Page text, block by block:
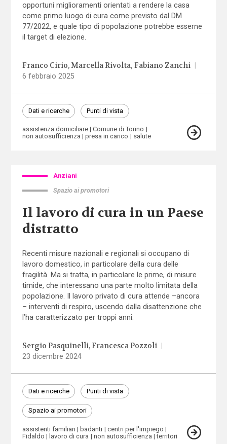
opportuni miglioramenti orientati a rendere la casa
come primo luogo di cura come previsto dal DM
77/2022, e quale tipo di popolazione potrebbe esserne
il target di elezione.
Franco Cirio Marcella Rivolta Fabiano Zanchi
6 febbraio 2025
Dati e ricerche Punti di vista
assistenza domiciliare
Comune di Torino
non autosufficienza
presa in carico salute
Anziani
Spazio ai promotori
Il lavoro di cura in un Paese
distratto
Recenti misure nazionali e regionali si occupano di
lavoro domestico, in particolare della cura delle
fragilità. Ma si tratta, in particolare le prime, di misure
timide, che interessano una parte molto limitata della
popolazione. Il lavoro privato di cura attende –ancora
– interventi di respiro, uscendo dalla disattenzione che
l’ha caratterizzato per troppi anni.
Sergio Pasquinelli Francesca Pozzoli
23 dicembre 2024
Dati e ricerche Punti di vista
Spazio ai promotori
assistenti familiari badanti
centri per l'impiego
Fidaldo
lavoro di cura non autosufficienza territori